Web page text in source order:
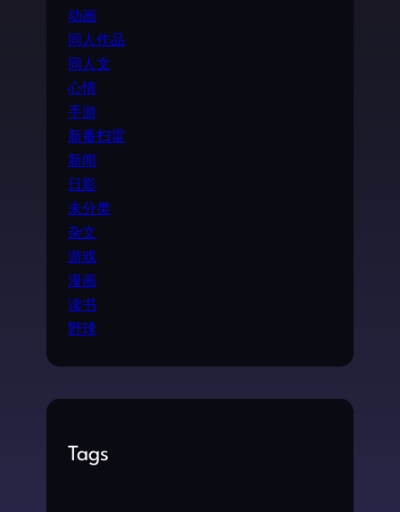
动画
同人作品
同人文
心情
手游
新番扫雷
新闻
日影
未分类
杂文
游戏
漫画
读书
野球
Tags